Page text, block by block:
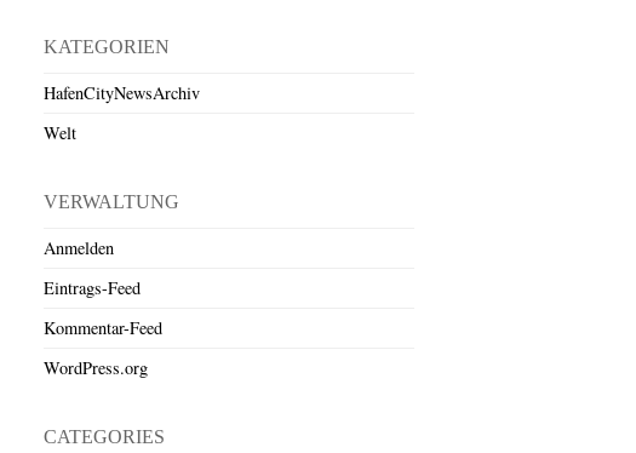
KATEGORIEN
HafenCityNewsArchiv
Welt
VERWALTUNG
Anmelden
Eintrags-Feed
Kommentar-Feed
WordPress.org
CATEGORIES